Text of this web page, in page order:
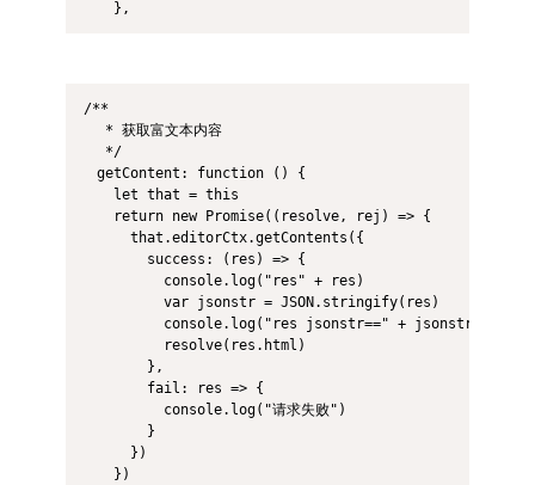
/**
   * 获取富文本内容
   */
  getContent: function () {
    let that = this
    return new Promise((resolve, rej) => {
      that.editorCtx.getContents({
        success: (res) => {
          console.log("res" + res)
          var jsonstr = JSON.stringify(res)
          console.log("res jsonstr==" + jsonstr)
          resolve(res.html)
        },
        fail: res => {
          console.log("请求失败")
        }
      })
    })